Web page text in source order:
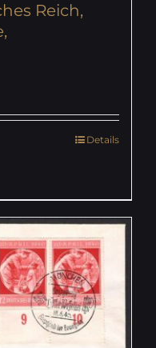
Reich,
Details